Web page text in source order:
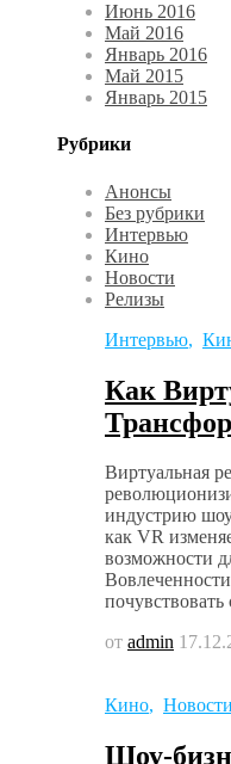
Июнь 2016
Май 2016
Январь 2016
Май 2015
Январь 2015
Рубрики
Анонсы
Без рубрики
Интервью
Кино
Новости
Релизы
Интервью,
Как
Виртуальная
индустрию
как VR
возможности
от admin
Кино, Новости
Шоу-